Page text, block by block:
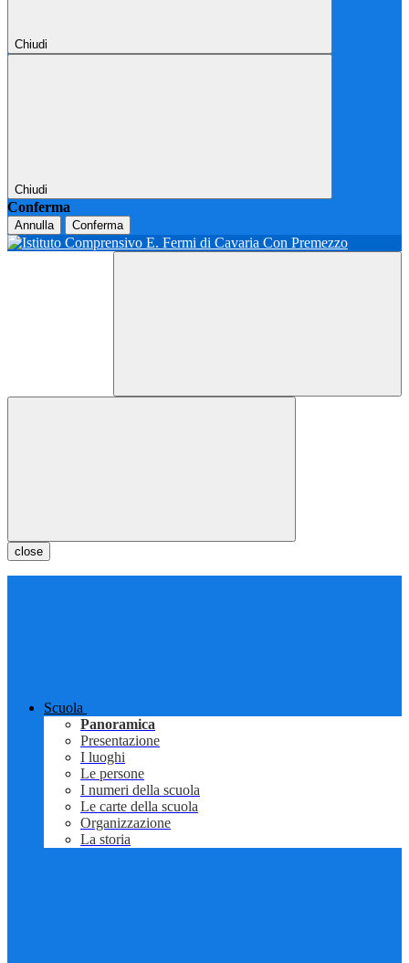
Chiudi
Chiudi
Conferma
Annulla Conferma
close
Scuola
Panoramica
Presentazione
I luoghi
Le persone
I numeri della scuola
Le carte della scuola
Organizzazione
La storia